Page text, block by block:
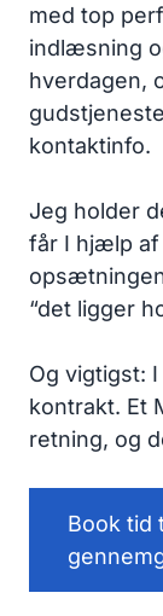
med top
indlæsning
hverdagen,
kontaktinfo.
Jeg holder
får I hjælp af
“det ligger
Og vigtigst:
kontrakt. Et
retning, og
Book tid